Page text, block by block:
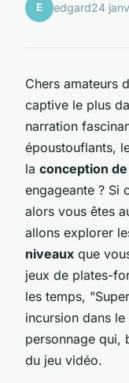
E edgard24
Chers amateurs
captive le plus
narration
époustouflants,
la conception
engageante ? Si
alors vous êtes
allons explorer
niveaux que
jeux de plates-
les temps,
incursion dans
personnage qui,
du jeu vidéo.